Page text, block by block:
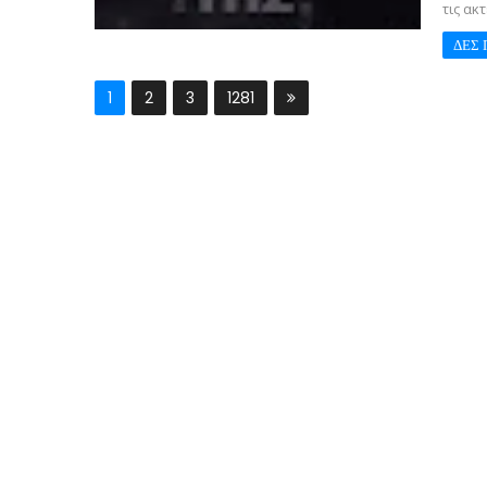
τις
ΔΕΣ
1 2 3 1281